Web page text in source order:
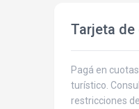
Tarjeta
Pagá en
turístico.
restricciones